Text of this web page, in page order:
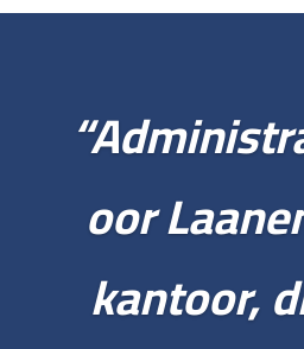
oor
kantoor,